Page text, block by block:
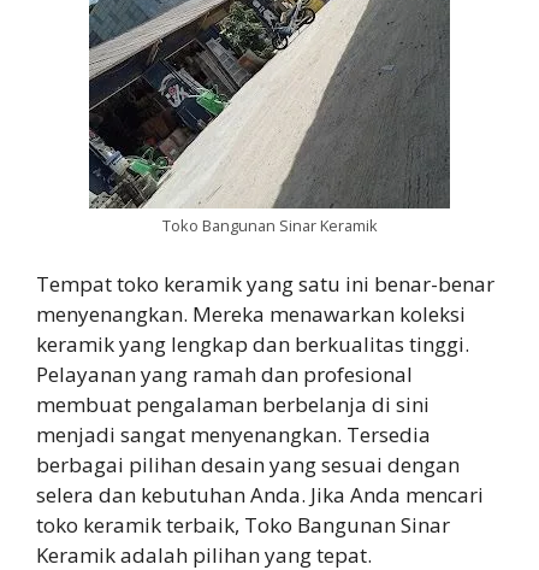
Toko Bangunan Sinar Keramik
Tempat toko keramik yang satu ini benar-benar
menyenangkan. Mereka menawarkan koleksi
keramik yang lengkap dan berkualitas tinggi.
Pelayanan yang ramah dan profesional
membuat pengalaman berbelanja di sini
menjadi sangat menyenangkan. Tersedia
berbagai pilihan desain yang sesuai dengan
selera dan kebutuhan Anda. Jika Anda mencari
toko keramik terbaik, Toko Bangunan Sinar
Keramik adalah pilihan yang tepat.